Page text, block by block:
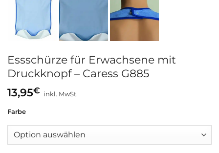
Essschürze für Erwachsene mit
Druckknopf – Caress G885
13,95€ inkl. MwSt.
Farbe